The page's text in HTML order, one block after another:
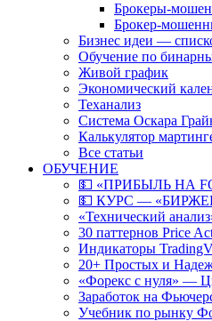
Брокеры-
Брокер-
Бизнес идеи —
Обучение по
Живой график
Экономический
Теханализ
Система Оскара
Калькулятор
Все статьи
ОБУЧЕНИЕ
💵 «ПРИБЫЛЬ НА
💵 КУРС —
«Технический
30 паттернов Price
Индикаторы
20+ Простых и
«Форекс с нуля» —
Заработок на
Учебник по рынку